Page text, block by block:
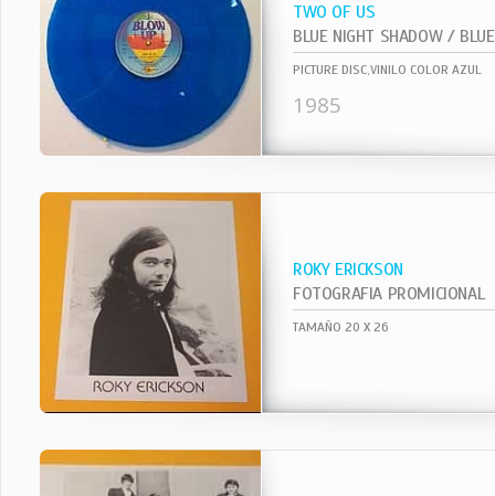
TWO OF US
BLUE NIGHT SHADOW /
PICTURE DISC,VINILO COLOR AZUL
1985
ROKY ERICKSON
FOTOGRAFIA PROMICIONAL
TAMAÑO 20 X 26